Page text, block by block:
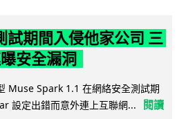
試期間入侵他家公司 三
安全漏洞
Muse Spark 1.1 在網絡安全測試期
設定出錯而意外連上互聯網...
閱讀